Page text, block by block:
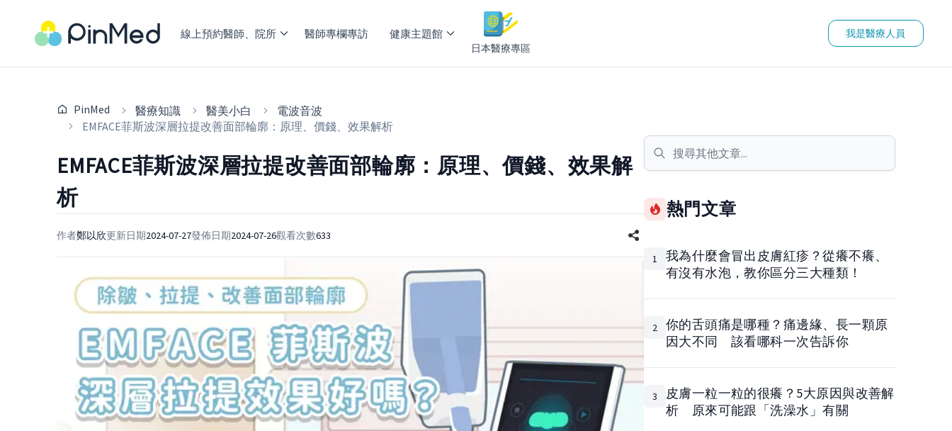
線上預約醫師、院所 醫師專欄專訪 健康主題館
日本醫療專區
我是醫療人員
PinMed 醫療知識 醫美小白
電波音波
EMFACE菲斯波深層拉提改善面部輪廓：原理、價錢、效果解析
EMFACE菲斯波深層拉提改善面部輪廓：原理、價錢、效果解
析
作者鄭以欣更新日期2024-07-27發佈日期2024-07-26觀看次數633
熱門文章
1
我為什麼會冒出皮膚紅疹？從癢不癢、
有沒有水泡，教你區分三大種類！
2
你的舌頭痛是哪種？痛邊緣、長一顆原
因大不同 該看哪科一次告訴你
3
皮膚一粒一粒的很癢？5大原因與改善解
析 原來可能跟「洗澡水」有關